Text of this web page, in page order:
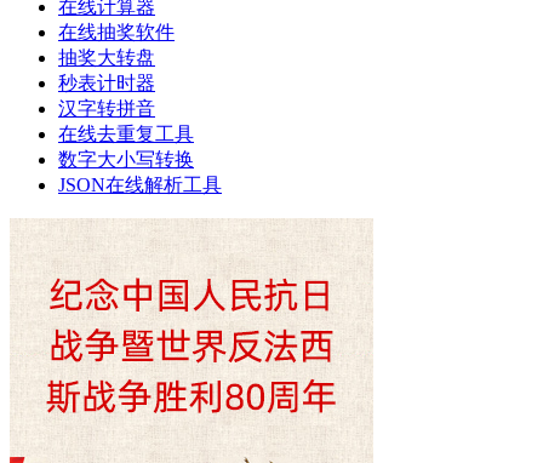
在线计算器
在线抽奖软件
抽奖大转盘
秒表计时器
汉字转拼音
在线去重复工具
数字大小写转换
JSON在线解析工具